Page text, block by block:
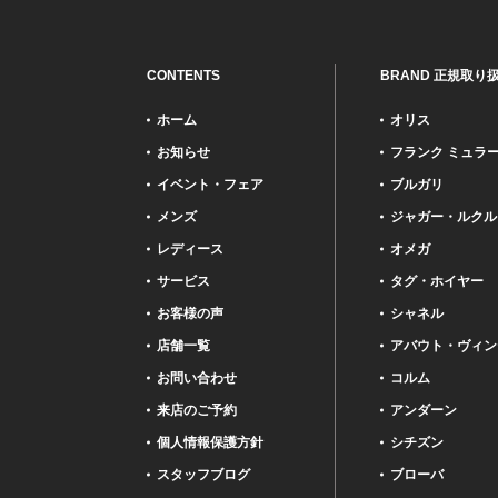
CONTENTS
ホーム
お知らせ
イベント・フェア
メンズ
レディース
サービス
お客様の声
店舗一覧
お問い合わせ
来店のご予約
個人情報保護方針
スタッフブログ
BRAND 正規取り
オリス
フランク ミュラ
ブルガリ
ジャガー・ルクル
オメガ
タグ・ホイヤー
シャネル
アバウト・ヴィ
コルム
アンダーン
シチズン
ブローバ